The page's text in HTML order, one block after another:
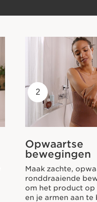
2
Opwaartse
bewegingen
Maak zachte,
ronddraaiende
om het product op
en je armen aan te